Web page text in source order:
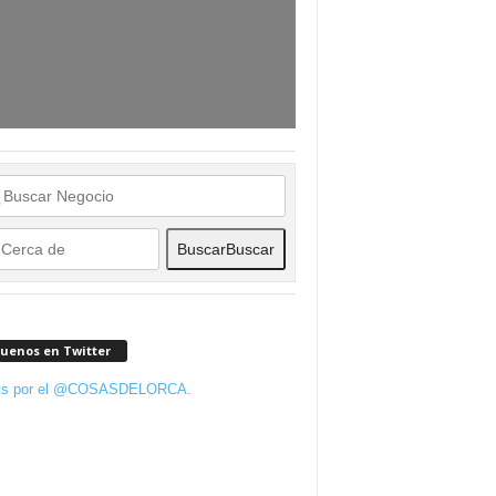
BuscarBuscar
en Twitter
por el @COSASDELORCA.